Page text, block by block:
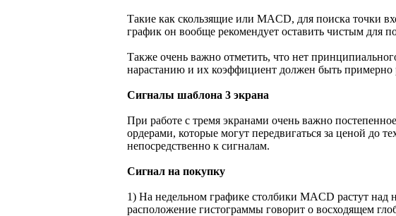
Такие как скользящие или MACD, для поиска точки
график он вообще рекомендует оставить чистым для
Также очень важно отметить, что нет
нарастанию и их коэффициент должен быть
Сигналы шаблона 3 экрана
При работе с тремя экранами очень важно
ордерами, которые могут передвигаться за ценой до
непосредственно к сигналам.
Сигнал на покупку
1) На недельном графике столбики MACD растут
расположение гистограммы говорит о восходящем